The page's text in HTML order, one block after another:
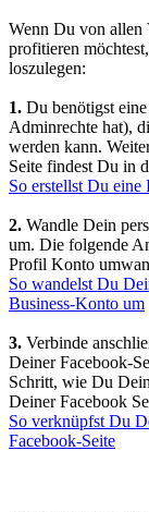
Wenn Du von allen
profitieren
loszulegen:
1. Du benötigst
Adminrechte hat),
werden kann.
Seite findest Du in
So erstellst Du eine
2. Wandle Dein
um. Die folgende
Profil Konto
So wandelst Du
Business-Konto um
3. Verbinde
Deiner Facebook-
Schritt, wie Du
Deiner Facebook
So verknüpfst Du
Facebook-Seite